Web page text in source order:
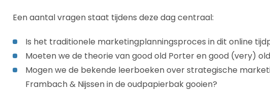
Een aantal vragen staat tijdens deze dag centraal:
Is het traditionele marketingplanningsproces in dit online
Moeten we de theorie van good old Porter en good (very)
Mogen we de bekende leerboeken over strategische
Frambach & Nijssen in de oudpapierbak gooien?